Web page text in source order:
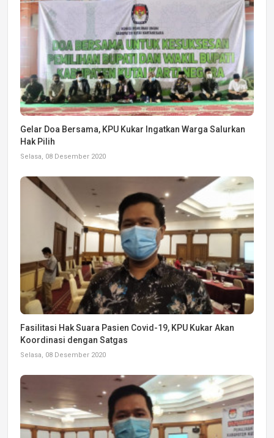
Gelar Doa Bersama, KPU Kukar Ingatkan Warga Salurkan
Hak Pilih
Selasa, 08 Desember 2020
Fasilitasi Hak Suara Pasien Covid-19, KPU Kukar Akan
Koordinasi dengan Satgas
Selasa, 08 Desember 2020